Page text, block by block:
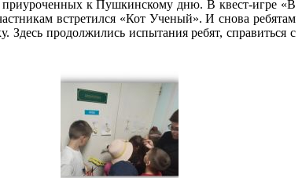
приуроченных к Пушкинскому дню. В квест-игре «В
встретился «Кот Ученый». И снова ребятам
Здесь продолжились испытания ребят, справиться с